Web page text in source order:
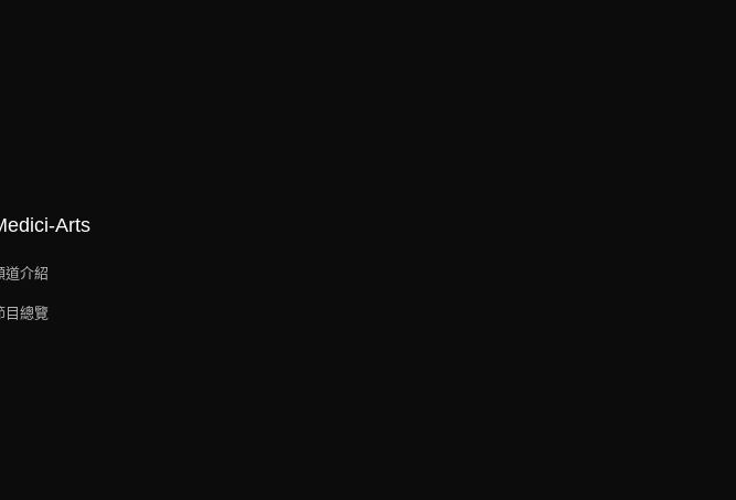
Arts
道介紹
目總覽